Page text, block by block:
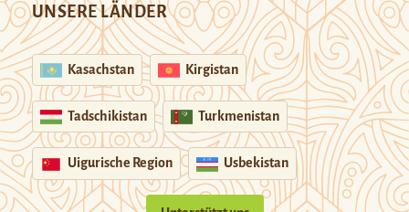
UNSERE LÄNDER
Kasachstan Kirgistan
Tadschikistan Turkmenistan
Uigurische Region Usbekistan